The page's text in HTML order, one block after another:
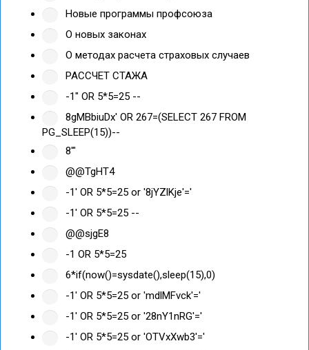
Новые программы профсоюза
О новых законах
О методах расчета страховых случаев
РАССЧЕТ СТАЖА
-1" OR 5*5=25 --
8gMBbiuDx' OR 267=(SELECT 267 FROM
PG_SLEEP(15))--
8'"
@@TgHT4
-1' OR 5*5=25 or '8jYZlKje'='
-1' OR 5*5=25 --
@@sjgE8
-1 OR 5*5=25
6*if(now()=sysdate(),sleep(15),0)
-1' OR 5*5=25 or 'mdlMFvck'='
-1' OR 5*5=25 or '28nY1nRG'='
-1' OR 5*5=25 or 'OTVxXwb3'='